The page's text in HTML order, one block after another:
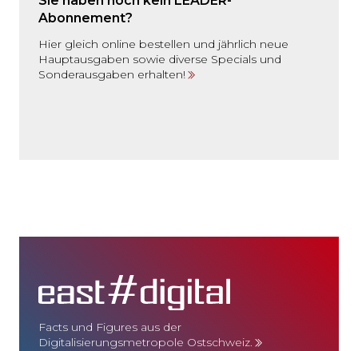
Abonnement?
Hier gleich online bestellen und jährlich neue
Hauptausgaben sowie diverse Specials und
Sonderausgaben erhalten!
Facts und Figures aus der
Digitalisierungsmetropole Ostschweiz.